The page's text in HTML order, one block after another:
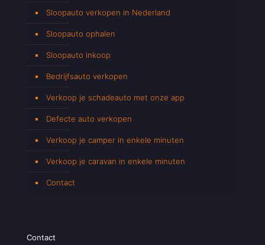
Sloopauto verkopen in Nederland
Sloopauto ophalen
Sloopauto inkoop
Bedrijfsauto verkopen
Verkoop je schadeauto met onze app
Defecte auto verkopen
Verkoop je camper in enkele minuten
Verkoop je caravan in enkele minuten
Contact
Contact